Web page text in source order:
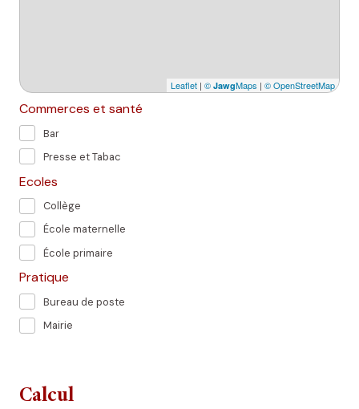
Leaflet | © JawgMaps | © OpenStreetMap
Commerces et santé
Bar
Presse et Tabac
Ecoles
Collège
École maternelle
École primaire
Pratique
Bureau de poste
Mairie
Calcul